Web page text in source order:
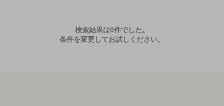
検索結果は0件でした。
条件を変更してお試しください。